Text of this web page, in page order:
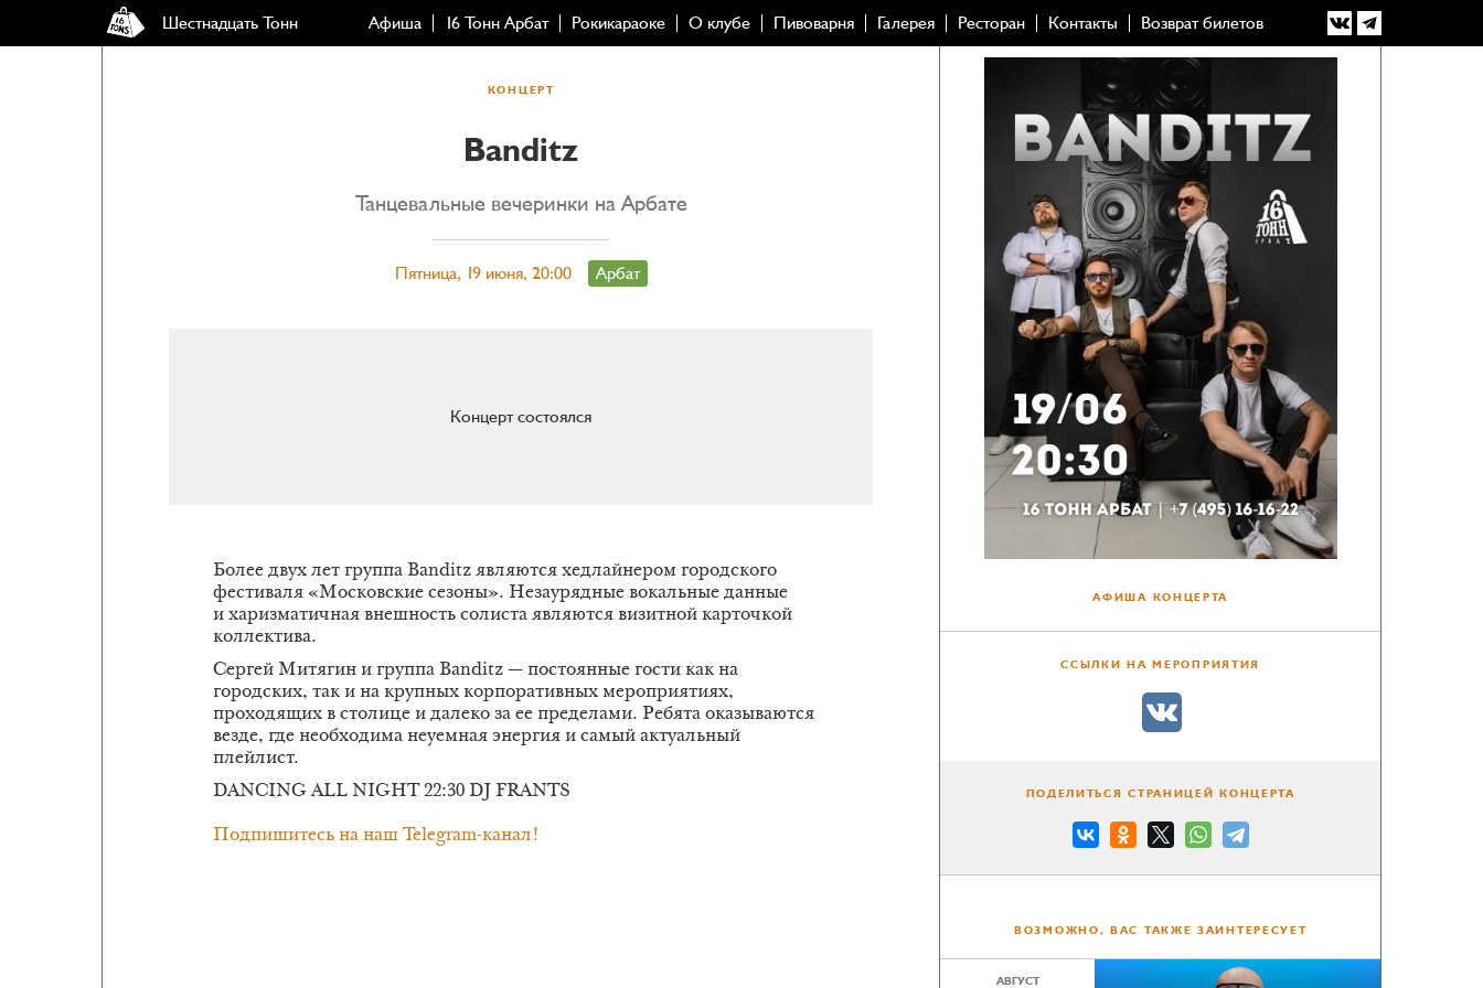
Шестнадцать Тонн Афиша 16 Тонн Арбат Рокикараоке О клубе Пивоварня Галерея Ресторан Контакты Возврат билетов
КОНЦЕРТ
Banditz
Танцевальные вечеринки на Арбате
Пятница, 19 июня, 20:00 Арбат
Концерт состоялся
Более двух лет группа Banditz являются хедлайнером городского
фестиваля «Московские сезоны». Незаурядные вокальные данные
и харизматичная внешность солиста являются визитной карточкой
коллектива.
Сергей Митягин и группа Banditz — постоянные гости как на
городских, так и на крупных корпоративных мероприятиях,
проходящих в столице и далеко за ее пределами. Ребята оказываются
везде, где необходима неуемная энергия и самый актуальный
плейлист.
DANCING ALL NIGHT 22:30 DJ FRANTS
Подпишитесь на наш Telegram-канал!
АФИША КОНЦЕРТА
ССЫЛКИ НА МЕРОПРИЯТИЯ
ПОДЕЛИТЬСЯ СТРАНИЦЕЙ КОНЦЕРТА
ВОЗМОЖНО, ВАС ТАКЖЕ ЗАИНТЕРЕСУЕТ
АВГУСТ